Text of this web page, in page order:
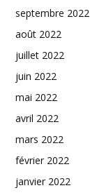
septembre 2022
août 2022
juillet 2022
juin 2022
mai 2022
avril 2022
mars 2022
février 2022
janvier 2022